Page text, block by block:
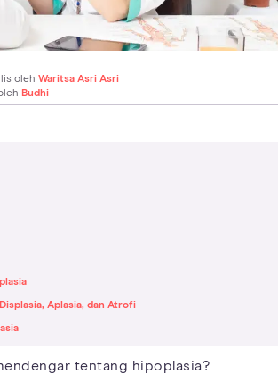
oleh Waritsa Asri Asri
Budhi
Aplasia, dan Atrofi
tentang hipoplasia?